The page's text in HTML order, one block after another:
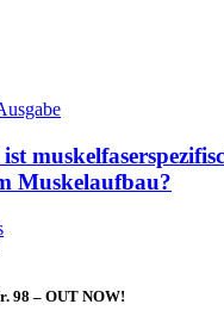
Muskelaufbau?
98 – OUT NOW!